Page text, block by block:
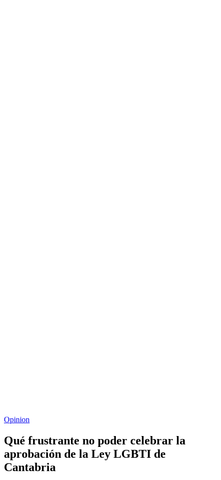
Opinion
Qué frustrante no poder celebrar la
aprobación de la Ley LGBTI de
Cantabria